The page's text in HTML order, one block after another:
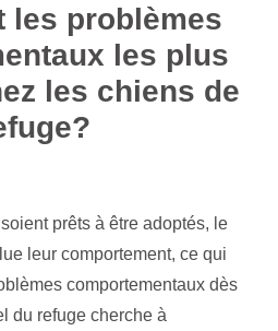
les problèmes
les plus
les chiens de
prêts à être adoptés, le
leur comportement, ce qui
comportementaux dès
du refuge cherche à